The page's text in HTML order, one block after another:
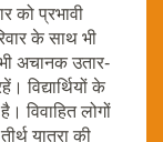
को प्रभावी
के साथ भी
अचानक उतार-
विद्यार्थियों के
विवाहित लोगों
यात्रा की